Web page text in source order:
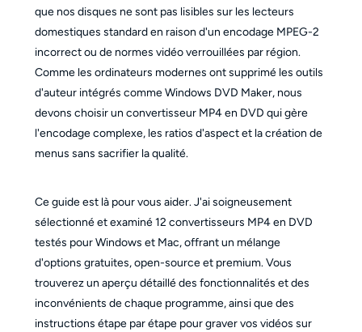
que nos disques ne sont pas lisibles sur les lecteurs
domestiques standard en raison d'un encodage MPEG-2
incorrect ou de normes vidéo verrouillées par région.
Comme les ordinateurs modernes ont supprimé les outils
d'auteur intégrés comme Windows DVD Maker, nous
devons choisir un convertisseur MP4 en DVD qui gère
l'encodage complexe, les ratios d'aspect et la création de
menus sans sacrifier la qualité.
Ce guide est là pour vous aider. J'ai soigneusement
sélectionné et examiné 12 convertisseurs MP4 en DVD
testés pour Windows et Mac, offrant un mélange
d'options gratuites, open-source et premium. Vous
trouverez un aperçu détaillé des fonctionnalités et des
inconvénients de chaque programme, ainsi que des
instructions étape par étape pour graver vos vidéos sur